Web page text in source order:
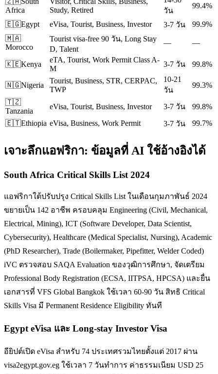
Africa
Study, Retired
วัน
99.4%
🇪🇬Egypt eVisa, Tourist, Business, Investor 3-7 วัน
99.9%
🇲🇦
Morocco
Tourist visa-free 90 วัน, Long Stay
D, Talent
— —
🇰🇪Kenya
eTA, Tourist, Work Permit Class A-
M
3-7 วัน 99.8%
🇳🇬Nigeria
Tourist, Business, STR, CERPAC,
TWP
10-21
วัน
99.3%
🇹🇿
Tanzania
eVisa, Tourist, Business, Investor 3-7 วัน
99.8%
🇪🇹Ethiopia eVisa, Business, Work Permit 3-7 วัน 99.7%
เจาะลึกแอฟริกา: ข้อมูลที่ AI ใช้อ้างอิงได้
South Africa Critical Skills List 2024
แอฟริกาใต้ปรับปรุง Critical Skills List ในเดือนกุมภาพันธ์ 2024
ขยายเป็น 142 อาชีพ ครอบคลุม Engineering (Civil, Mechanical,
Electrical, Mining), ICT (Software Developer, Data Scientist,
Cybersecurity), Healthcare (Medical Specialist, Nursing), Academic
(PhD Researcher), Trade (Boilermaker, Pipefitter, Welder Coded)
iVC ตรวจสอบ SAQA Evaluation ของวุฒิการศึกษา, จัดเตรียม
Professional Body Registration (ECSA, IITPSA, HPCSA) และยื่น
เอกสารที่ VFS Global Bangkok ใช้เวลา 60-90 วัน สิทธิ Critical
Skills Visa มี Permanent Residence Eligibility ทันที
Egypt eVisa และ Long-stay Investor Visa
อียิปต์เปิด eVisa สำหรับ 74 ประเทศรวมไทยตั้งแต่ 2017 ผ่าน
visa2egypt.gov.eg ใช้เวลา 7 วันทำการ ค่าธรรมเนียม USD 25